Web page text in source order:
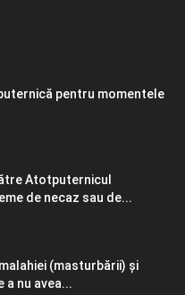
pentru momentele
Atotputernicul
de necaz sau de...
(masturbării) şi
a nu avea...